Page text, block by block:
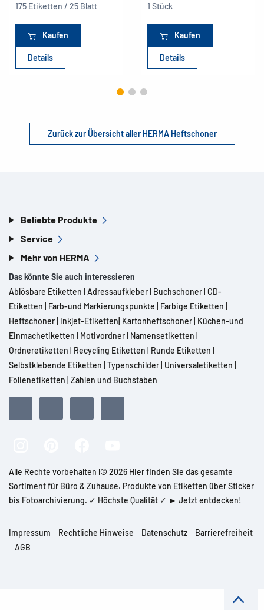
175 Etiketten / 25 Blatt
Kaufen
Details
1 Stück
Kaufen
Details
Zurück zur Übersicht aller HERMA Heftschoner
Beliebte Produkte
Service
Mehr von HERMA
Das könnte Sie auch interessieren
Ablösbare Etiketten Adressaufkleber Buchschoner CD-
Etiketten
Farb-und Markierungspunkte Farbige Etiketten
Heftschoner Inkjet-Etiketten Kartonheftschoner Küchen-und
Einmachetiketten
Motivordner Namensetiketten
Ordneretiketten
Recycling Etiketten Runde Etiketten
Selbstklebende Etiketten Typenschilder Universaletiketten
Folienetiketten Zahlen und Buchstaben
Alle Rechte vorbehalten l© 2026 Hier finden Sie das gesamte
Sortiment für Büro & Zuhause. Produkte von Etiketten über Sticker
bis Fotoarchivierung. ✓ Höchste Qualität ✓ ► Jetzt entdecken!
Impressum Rechtliche Hinweise Datenschutz
Barrierefreiheit
AGB